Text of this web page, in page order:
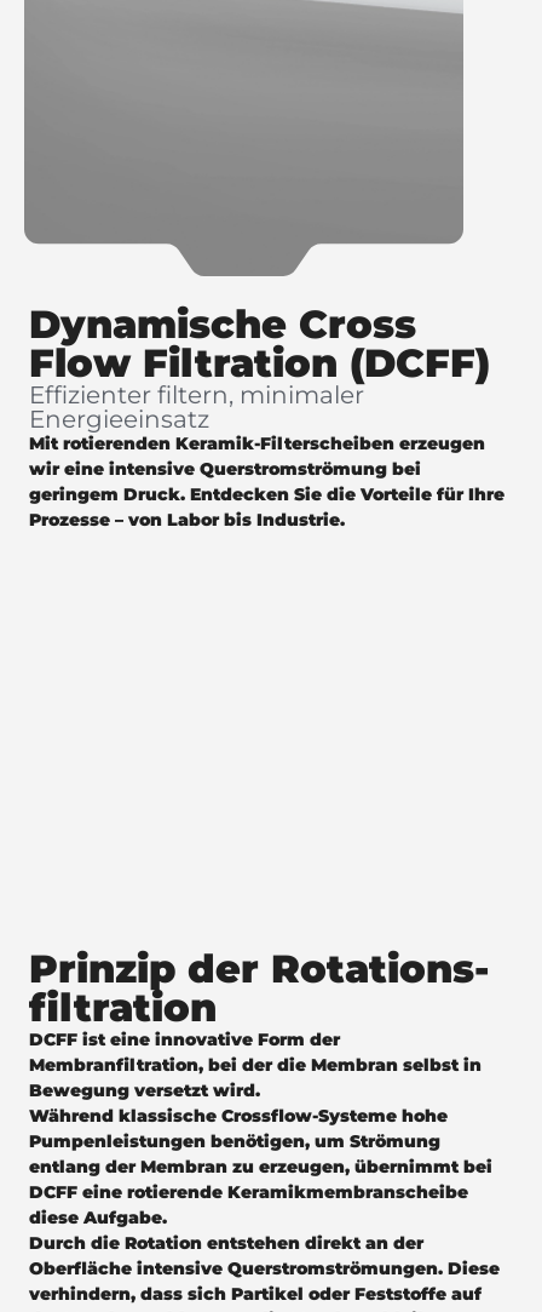
Dynamische Cross
Flow Filtration (DCFF)
Effizienter filtern, minimaler
Energieeinsatz
Mit rotierenden Keramik-Filterscheiben erzeugen
wir eine intensive Querstromströmung bei
geringem Druck. Entdecken Sie die Vorteile für Ihre
Prozesse – von Labor bis Industrie.
Prinzip der Rotations­
filtration
DCFF ist eine innovative Form der
Membranfiltration, bei der die Membran selbst in
Bewegung versetzt wird.
Während klassische Crossflow-Systeme hohe
Pumpenleistungen benötigen, um Strömung
entlang der Membran zu erzeugen, übernimmt bei
DCFF eine rotierende Keramikmembranscheibe
diese Aufgabe.
Durch die Rotation entstehen direkt an der
Oberfläche intensive Querstromströmungen. Diese
verhindern, dass sich Partikel oder Feststoffe auf